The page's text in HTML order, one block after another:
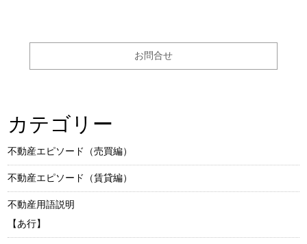
お問合せ
カテゴリー
不動産エピソード（売買編）
不動産エピソード（賃貸編）
不動産用語説明
【あ行】